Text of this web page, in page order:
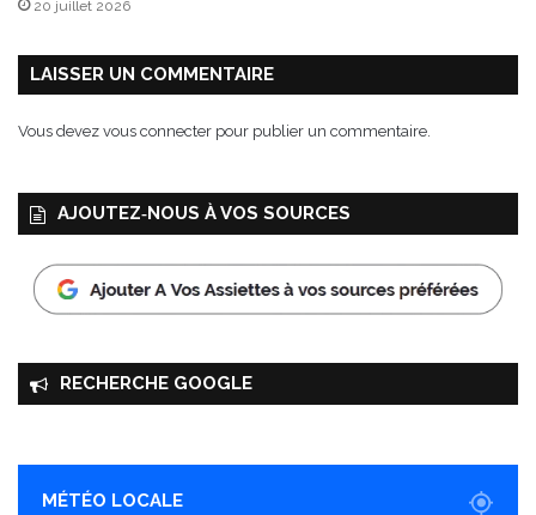
s
t
a
r
n
20 juillet 2026
LAISSER UN COMMENTAIRE
Vous devez vous connecter pour publier un commentaire.
AJOUTEZ‑NOUS À VOS SOURCES
RECHERCHE GOOGLE
MÉTÉO LOCALE